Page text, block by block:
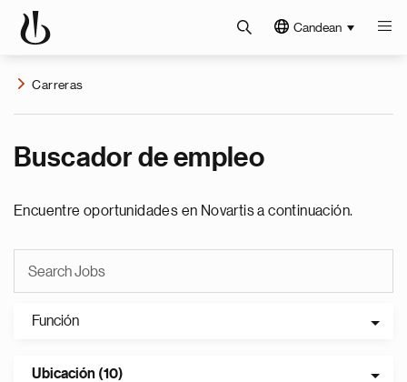
Candean
Carreras
Buscador de empleo
Encuentre oportunidades en Novartis a continuación.
Función
Ubicación (10)